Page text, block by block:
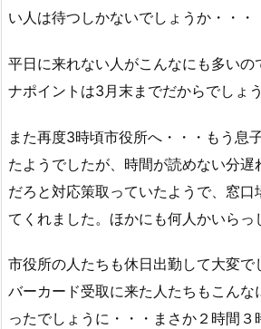
い人は待つしかないでしょうか・・・
平日に来れない人がこんなにも多いの
ナポイントは3月末までだからでしょう
また再度3時頃市役所へ・・・もう息
たようでしたが、時間が読めない分遅
だろと対応策取っていたようで、窓口
てくれました。ほかにも何人かいらっ
市役所の人たちも休日出勤して大変で
バーカード受取に来た人たちもこんな
ったでしょうに・・・まさか２時間